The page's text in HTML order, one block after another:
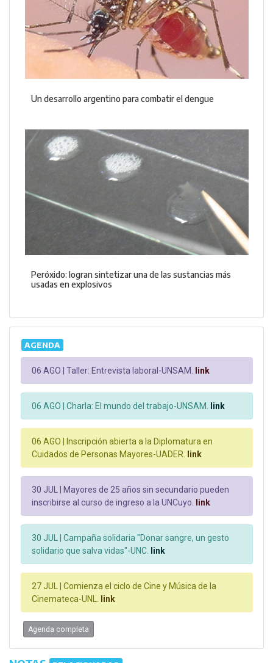
Un desarrollo argentino para combatir el dengue
Peróxido: logran sintetizar una de las sustancias más
usadas en explosivos
AGENDA
06 AGO | Taller: Entrevista laboral-UNSAM. link
06 AGO | Charla: El mundo del trabajo-UNSAM. link
06 AGO | Inscripción abierta a la Diplomatura en
Cuidados de Personas Mayores-UADER. link
30 JUL | Mayores de 25 años sin secundario pueden
inscribirse al curso de ingreso a la UNCuyo. link
30 JUL | Campaña solidaria "Donar sangre, un gesto
solidario que salva vidas"-UNC. link
27 JUL | Comienza el ciclo de Cine y Música de la
Cinemateca-UNL.
link
Agenda completa